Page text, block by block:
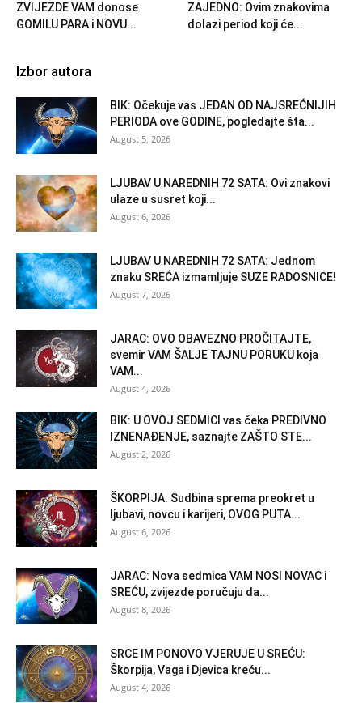
ZVIJEZDE VAM donose
GOMILU PARA i NOVU...
ZAJEDNO: Ovim znakovima
dolazi period koji će...
Izbor autora
BIK: Očekuje vas JEDAN OD NAJSREĆNIJIH
PERIODA ove GODINE, pogledajte šta...
August 5, 2026
LJUBAV U NAREDNIH 72 SATA: Ovi znakovi
ulaze u susret koji...
August 6, 2026
LJUBAV U NAREDNIH 72 SATA: Jednom
znaku SREĆA izmamljuje SUZE RADOSNICE!
August 7, 2026
JARAC: OVO OBAVEZNO PROČITAJTE,
svemir VAM ŠALJE TAJNU PORUKU koja
VAM...
August 4, 2026
BIK: U OVOJ SEDMICI vas čeka PREDIVNO
IZNENAĐENJE, saznajte ZAŠTO STE...
August 2, 2026
ŠKORPIJA: Sudbina sprema preokret u
ljubavi, novcu i karijeri, OVOG PUTA...
August 6, 2026
JARAC: Nova sedmica VAM NOSI NOVAC i
SREĆU, zvijezde poručuju da...
August 8, 2026
SRCE IM PONOVO VJERUJE U SREĆU:
Škorpija, Vaga i Djevica kreću...
August 4, 2026